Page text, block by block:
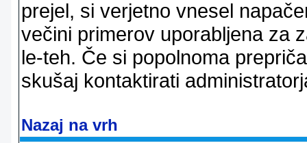
prejel, si verjetno vnesel
večini primerov uporabljena za
le-teh. Če si popolnoma
skušaj kontaktirati
Nazaj na vrh